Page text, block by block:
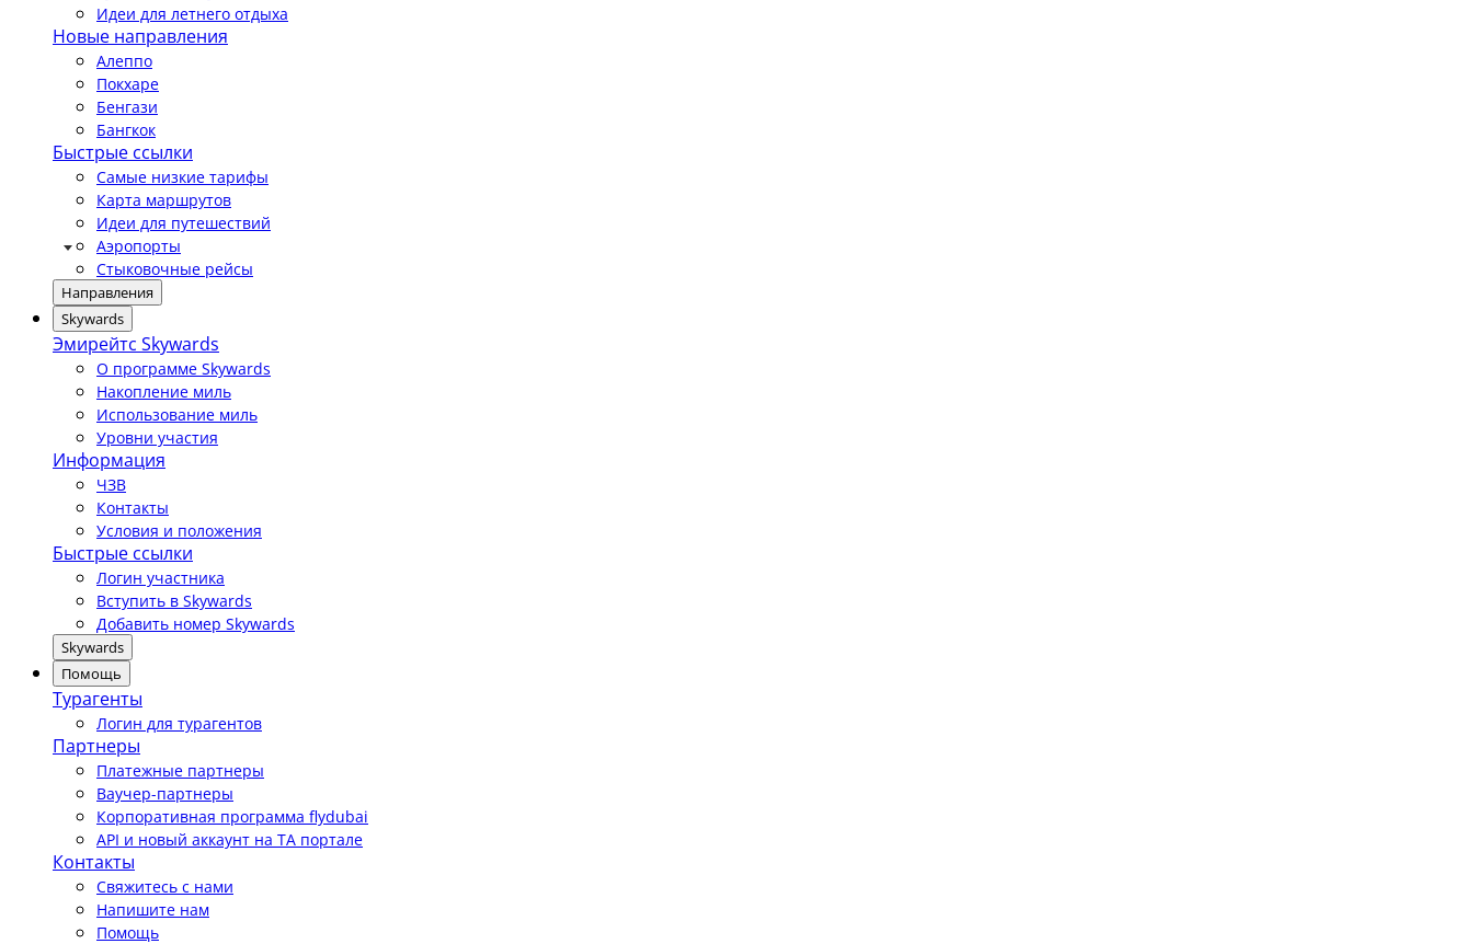
Идеи для летнего отдыха
Новые направления
Алеппо
Покхаре
Бенгази
Бангкок
Быстрые ссылки
Самые низкие тарифы
Карта маршрутов
Идеи для путешествий
Аэропорты
Стыковочные рейсы
Направления
Skywards
Эмирейтс Skywards
О программе Skywards
Накопление миль
Использование миль
Уровни участия
Информация
ЧЗВ
Контакты
Условия и положения
Быстрые ссылки
Логин участника
Вступить в Skywards
Добавить номер Skywards
Skywards
Помощь
Турагенты
Логин для турагентов
Партнеры
Платежные партнеры
Ваучер-партнеры
Корпоративная программа flydubai
API и новый аккаунт на TA портале
Контакты
Свяжитесь с нами
Напишите нам
Помощь